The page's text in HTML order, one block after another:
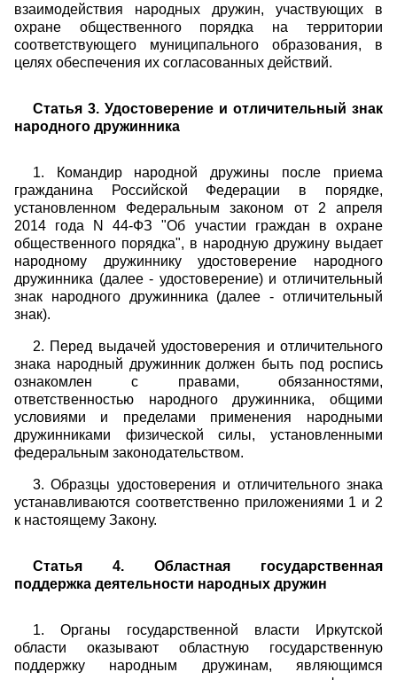
взаимодействия народных дружин, участвующих в
охране общественного порядка на территории
соответствующего муниципального образования, в
целях обеспечения их согласованных действий.
Статья 3. Удостоверение и отличительный знак
народного дружинника
1. Командир народной дружины после приема
гражданина Российской Федерации в порядке,
установленном Федеральным законом от 2 апреля
2014 года N 44-ФЗ "Об участии граждан в охране
общественного порядка", в народную дружину выдает
народному дружиннику удостоверение народного
дружинника (далее - удостоверение) и отличительный
знак народного дружинника (далее - отличительный
знак).
2. Перед выдачей удостоверения и отличительного
знака народный дружинник должен быть под роспись
ознакомлен с правами, обязанностями,
ответственностью народного дружинника, общими
условиями и пределами применения народными
дружинниками физической силы, установленными
федеральным законодательством.
3. Образцы удостоверения и отличительного знака
устанавливаются соответственно приложениями 1 и 2
к настоящему Закону.
Статья 4. Областная государственная
поддержка деятельности народных дружин
1. Органы государственной власти Иркутской
области оказывают областную государственную
поддержку народным дружинам, являющимся